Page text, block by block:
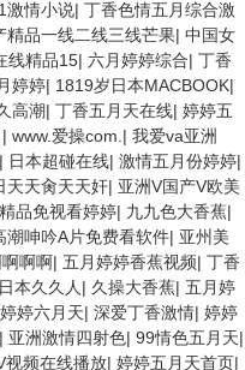
激情小说| 丁香色情五月综合激
精品一线二线三线芒果| 中国女
线精品15| 六月婷婷综合| 丁香
婷婷| 1819岁日本MACBOOK|
高潮| 丁香五月天在线| 婷婷五
| www.爱操com. | 我爱va亚洲
| 日本超碰在线| 激情五月份婷婷|
天天肏天天奸| 亚洲V国产V欧美
品免视看婷婷| 九九色大香蕉|
潮呻吟A片免费看软件| 亚州美
啊啊| 五月婷婷香蕉视频| 丁香
日本久久人 | 久操大香蕉| 五月婷
婷六月天| 深爱丁香激情| 婷婷
| 亚洲激情四射色| 99情色五月天|
视频在线播放| 婷婷五月天首页|